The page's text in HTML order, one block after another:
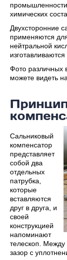
химических
Двухсторонние
применяются
нейтральной
Фото различных
можете видеть
Сальниковый
компенсатор
представляет
собой два
отдельных
патрубка,
которые
вставляются
друг в друга, и
своей
конструкцией
напоминают
телескоп. Между
зазор с